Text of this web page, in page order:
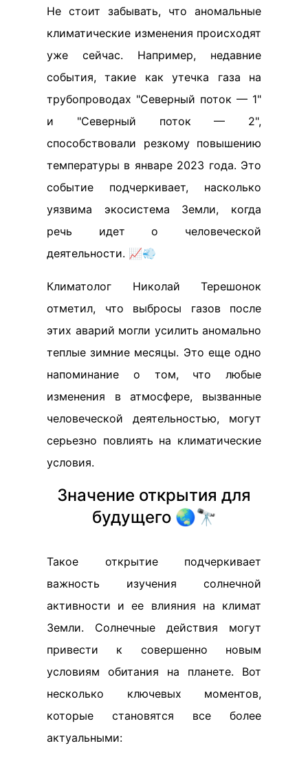
Не стоит забывать, что аномальные
климатические изменения происходят
уже сейчас. Например, недавние
события, такие как утечка газа на
трубопроводах "Северный поток — 1"
и "Северный поток — 2",
способствовали резкому повышению
температуры в январе 2023 года. Это
событие подчеркивает, насколько
уязвима экосистема Земли, когда
речь идет о человеческой
деятельности. 📈💨
Климатолог Николай Терешонок
отметил, что выбросы газов после
этих аварий могли усилить аномально
теплые зимние месяцы. Это еще одно
напоминание о том, что любые
изменения в атмосфере, вызванные
человеческой деятельностью, могут
серьезно повлиять на климатические
условия.
Значение открытия для
будущего 🌏🔭
Такое открытие подчеркивает
важность изучения солнечной
активности и ее влияния на климат
Земли. Солнечные действия могут
привести к совершенно новым
условиям обитания на планете. Вот
несколько ключевых моментов,
которые становятся все более
актуальными: